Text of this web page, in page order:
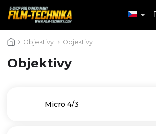
na
Objektivy Objektivy
Objektivy
Micro 4/3